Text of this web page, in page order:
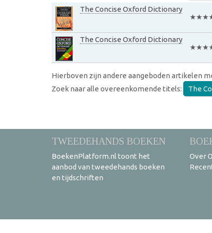
The Concise Oxford Dictionary
The Concise Oxford Dictionary
Hierboven zijn andere aangeboden artikelen
Zoek naar alle overeenkomende titels:
The
TWEEDEHANDS BOEKEN
BoekenPlatform.nl toont het
aanbod van tweedehands boeken
en tijdschriften
Over